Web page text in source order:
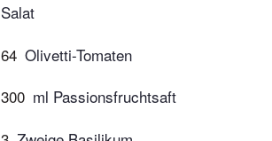
Salat
64 Olivetti-Tomaten
300 ml Passionsfruchtsaft